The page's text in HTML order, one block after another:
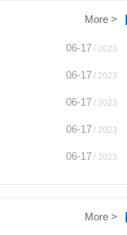
More >
06-17 / 2023
06-17 / 2023
06-17 / 2023
06-17 / 2023
06-17 / 2023
More >